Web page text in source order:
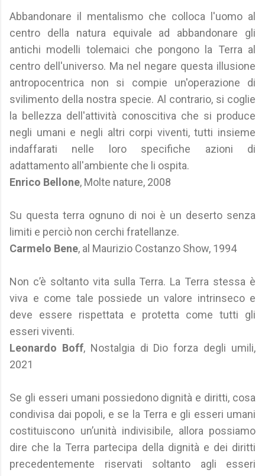
Abbandonare il mentalismo che colloca l'uomo al
centro della natura equivale ad abbandonare gli
antichi modelli tolemaici che pongono la Terra al
centro dell'universo. Ma nel negare questa illusione
antropocentrica non si compie un'operazione di
svilimento della nostra specie. Al contrario, si coglie
la bellezza dell'attività conoscitiva che si produce
negli umani e negli altri corpi viventi, tutti insieme
indaffarati nelle loro specifiche azioni di
adattamento all'ambiente che li ospita.
Enrico Bellone, Molte nature, 2008
Su questa terra ognuno di noi è un deserto senza
limiti e perciò non cerchi fratellanze.
Carmelo Bene, al Maurizio Costanzo Show, 1994
Non c’è soltanto vita sulla Terra. La Terra stessa è
viva e come tale possiede un valore intrinseco e
deve essere rispettata e protetta come tutti gli
esseri viventi.
Leonardo Boff, Nostalgia di Dio forza degli umili,
2021
Se gli esseri umani possiedono dignità e diritti, cosa
condivisa dai popoli, e se la Terra e gli esseri umani
costituiscono un’unità indivisibile, allora possiamo
dire che la Terra partecipa della dignità e dei diritti
precedentemente riservati soltanto agli esseri